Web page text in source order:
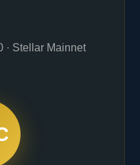
· Stellar Mainnet